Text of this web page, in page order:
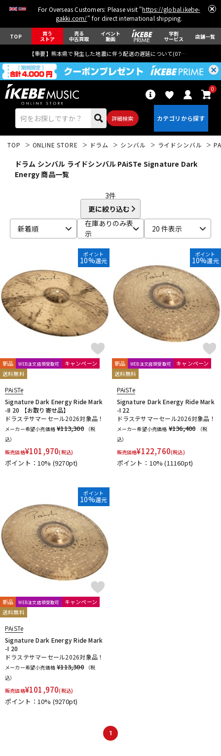
For Overseas Customers: Please visit "https://global.ikebe-
gakki.com/" for direct international shipping.
TOP 買う
ストア
売る
中古買取
イベント
動画
学割
サービス 店舗一覧
【重要】熊本県で発生した地震に伴う配送の遅延について(07月29日
詳細検索
0
ベース ウクレレ
ドラム パーカッション
キーボード 電子ピアノ
その他楽器
DJ機器
DTM オンライン納品 レコーディング機器
配信/ライブ機器
中古
TOP ONLINE STORE ドラム シンバル ライドシンバル
ドラム シンバル ライドシンバル PAiSTe Signature Dark
Energy 商品一覧
3件
更に絞り込む
新着順
在庫ありのみ表
示
20 件表示
ポイント
10%還元
新品 WEB注文店頭受取可
キャンペーン
送料無料
PAiSTe
Signature Dark Energy Ride Mark
-II 20 【お取り寄せ品】
ドラステサマーセール2026対象品！
メーカー希望小売価格 ¥113,300
（税
込）
販売価格¥101,970(税込)
ポイント：10% (9270pt)
ポイント
10%還元
新品 WEB注文店頭受取可
キャンペーン
送料無料
PAiSTe
Signature Dark Energy Ride Mark
-I 22
ドラステサマーセール2026対象品！
メーカー希望小売価格 ¥136,400
（税
込）
販売価格¥122,760(税込)
ポイント：10%(11160pt)
ポイント
10%還元
新品 WEB注文店頭受取可
キャンペーン
送料無料
PAiSTe
Signature Dark Energy Ride Mark
-I 20
ドラステサマーセール2026対象品！
メーカー希望小売価格 ¥113,300
（税
込）
販売価格¥101,970(税込)
ポイント：10% (9270pt)
1